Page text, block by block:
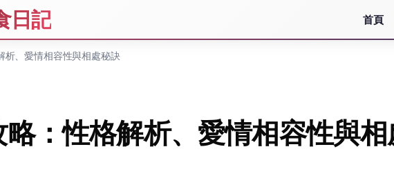
日記 首頁
析、愛情相容性與相處秘訣
：性格解析、愛情相容性與